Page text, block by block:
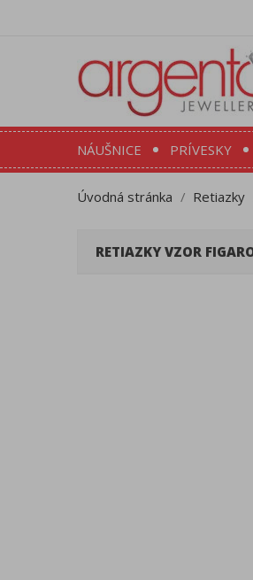
NÁUŠNICE PRÍVESKY
Úvodná stránka Retiazky
RETIAZKY VZOR